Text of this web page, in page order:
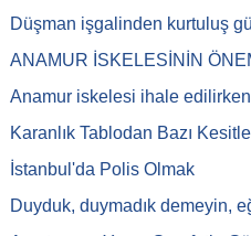
Düşman işgalinden kurtuluş
ANAMUR İSKELESİNİN
Anamur iskelesi ihale
Karanlık Tablodan Bazı
İstanbul'da Polis Olmak
Duyduk, duymadık demeyin,